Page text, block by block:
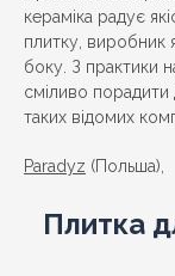
кераміка радує
плитку, виробник
боку. З практики
сміливо порадити
таких відомих
Paradyz (Польша),
Плитка